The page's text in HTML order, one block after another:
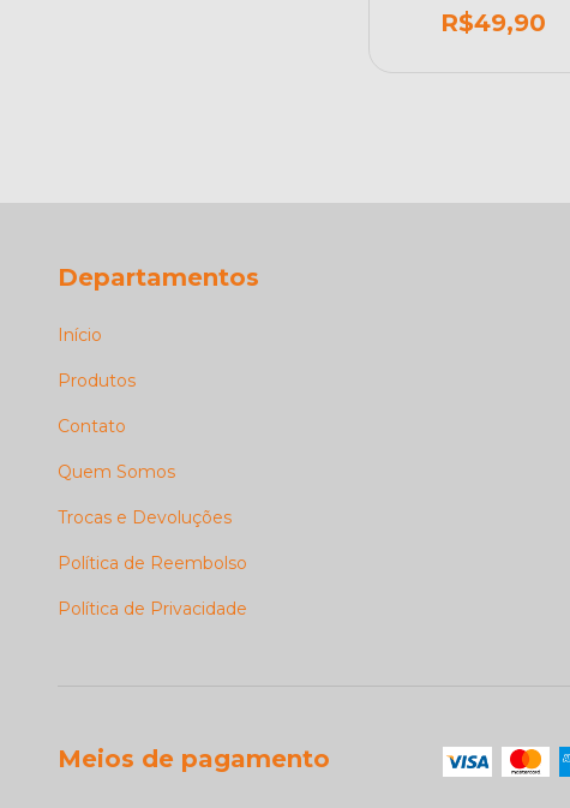
Play
R$49,90
Departamentos
Início
Produtos
Contato
Quem Somos
Trocas e Devoluções
Política de Reembolso
Política de Privacidade
Meios de pagamento